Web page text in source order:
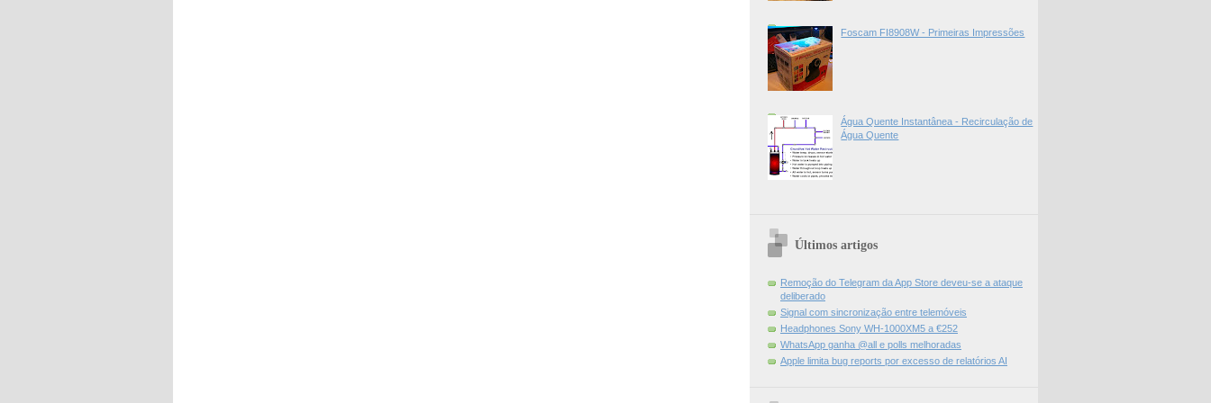
Foscam FI8908W - Primeiras Impressões
Água Quente Instantânea - Recirculação de
Água Quente
Últimos artigos
Remoção do Telegram da App Store deveu-se a ataque
deliberado
Signal com sincronização entre telemóveis
Headphones Sony WH-1000XM5 a €252
WhatsApp ganha @all e polls melhoradas
Apple limita bug reports por excesso de relatórios AI